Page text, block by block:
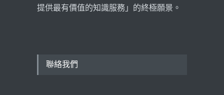
提供最有價值的知識服務」的終極願景。
聯絡我們